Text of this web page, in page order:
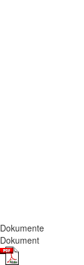
Dokumente
Dokument